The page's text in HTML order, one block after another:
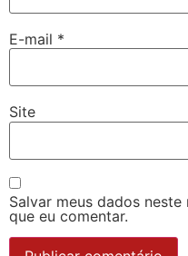
E-mail *
Site
Salvar meus dados
que eu comentar.